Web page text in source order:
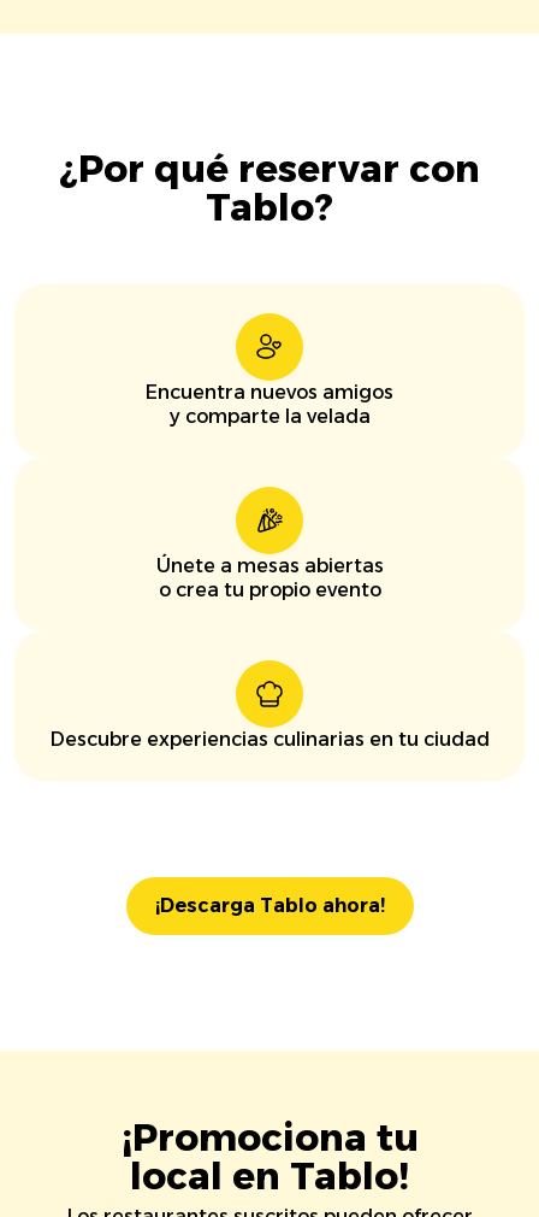
¿Por qué reservar con
Tablo?
Encuentra nuevos amigos
y comparte la velada
Únete a mesas abiertas
o crea tu propio evento
Descubre experiencias culinarias en tu ciudad
¡Descarga Tablo ahora!
¡Promociona tu
local en Tablo!